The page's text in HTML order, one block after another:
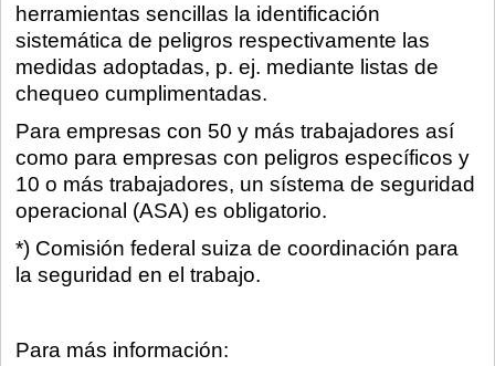
herramientas sencillas la identificación
sistemática de peligros respectivamente las
medidas adoptadas, p. ej. mediante listas de
chequeo cumplimentadas.
Para empresas con 50 y más trabajadores así
como para empresas con peligros específicos y
10 o más trabajadores, un sístema de seguridad
operacional (ASA) es obligatorio.
*) Comisión federal suiza de coordinación para
la seguridad en el trabajo.
Para más información: